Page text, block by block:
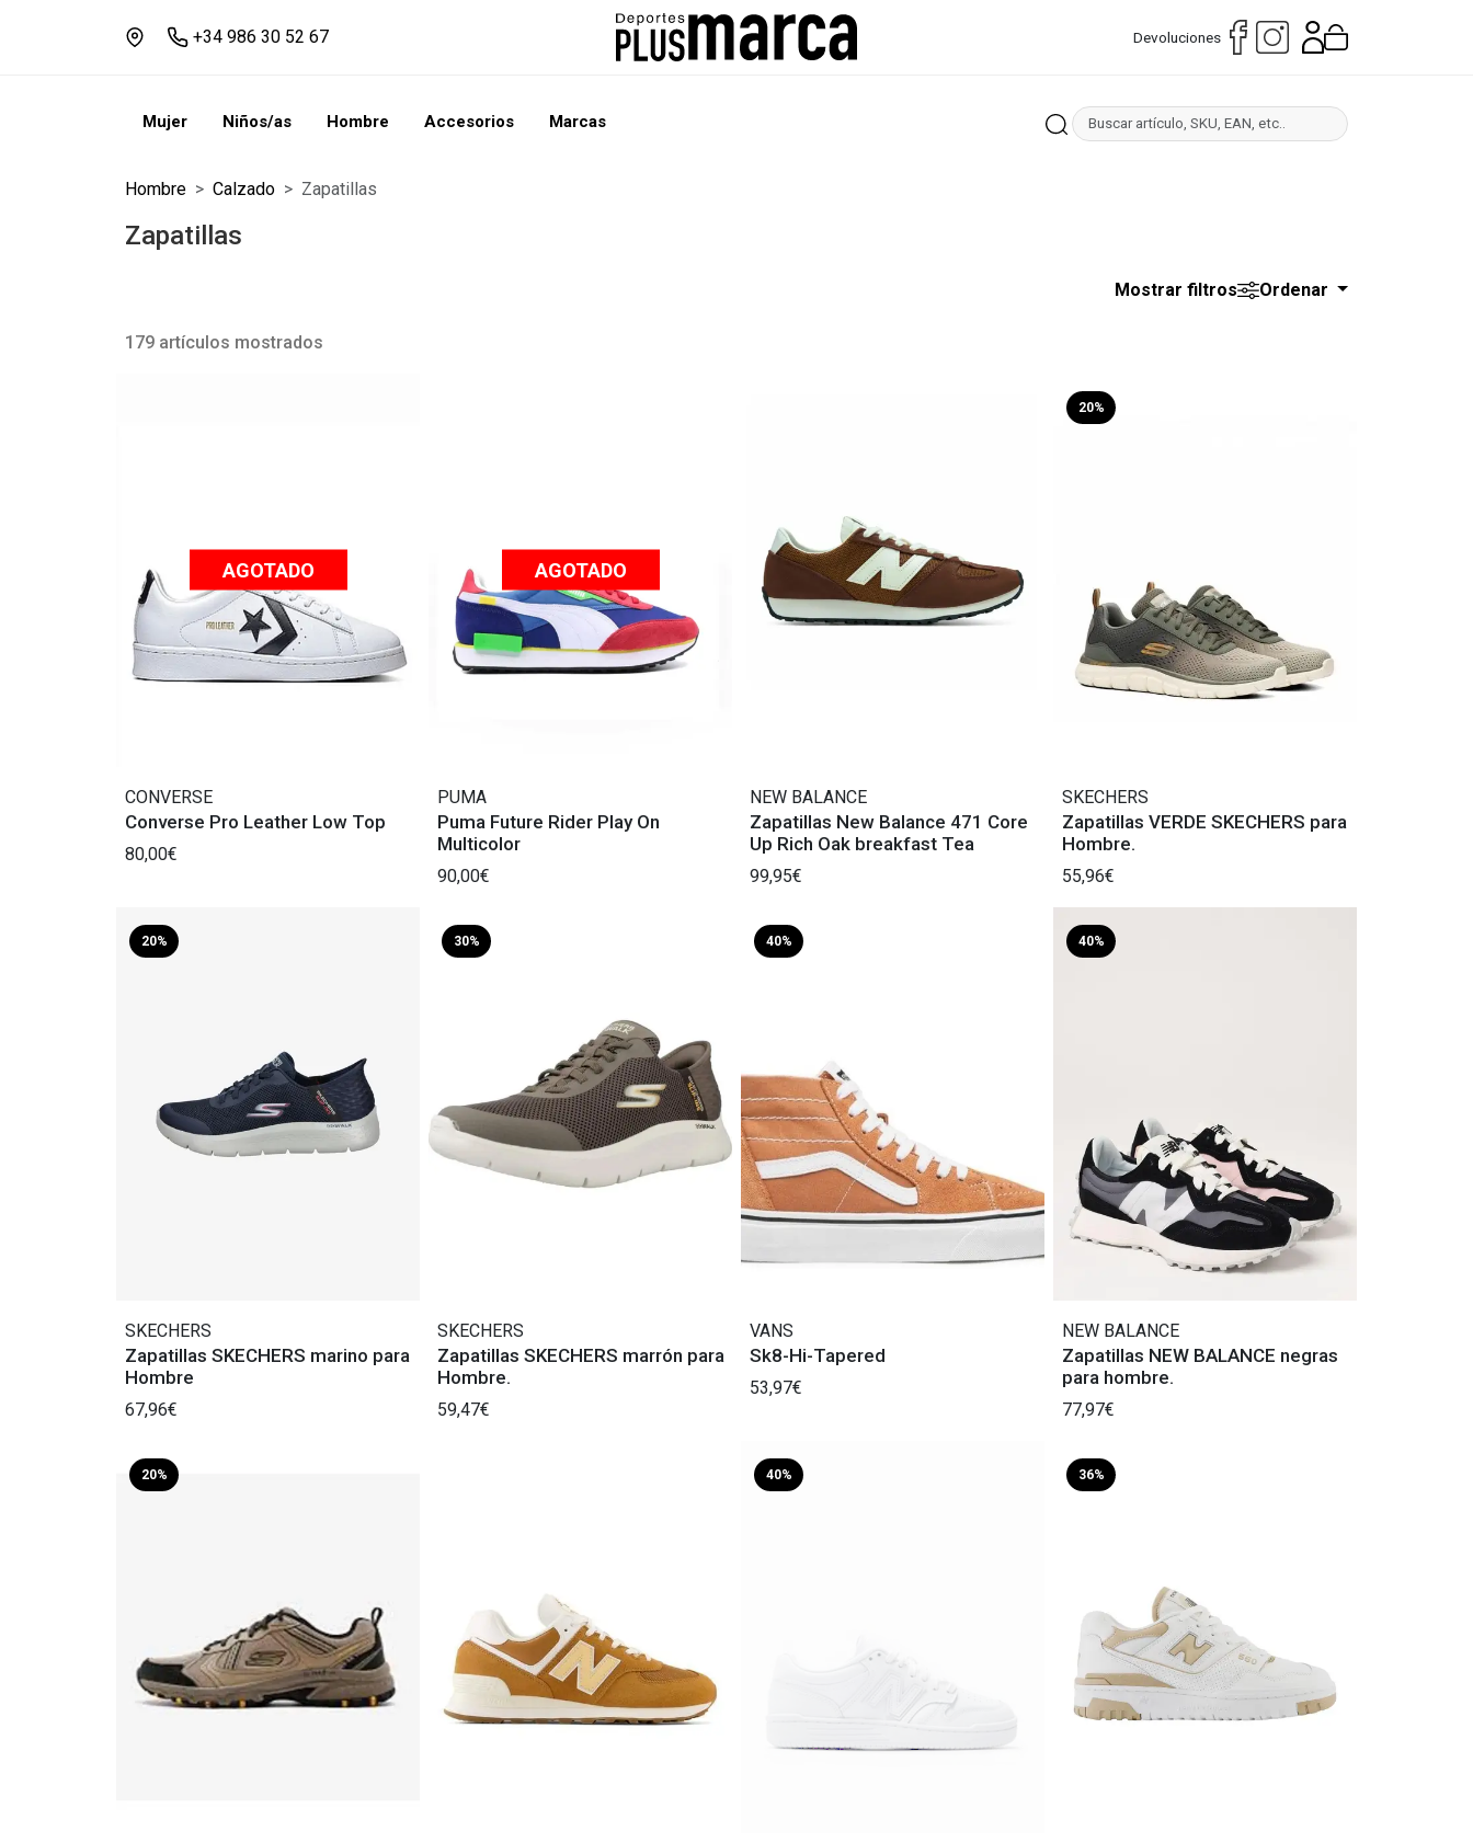
+34 986 30 52 67 Devoluciones
Mujer Niños/as Hombre Accesorios Marcas
Hombre Calzado Zapatillas
Zapatillas
Mostrar filtros Ordenar
179 artículos mostrados
AGOTADO
CONVERSE
Converse Pro Leather Low Top
80,00€
AGOTADO
PUMA
Puma Future Rider Play On
Multicolor
90,00€
NEW BALANCE
Zapatillas New Balance 471 Core
Up Rich Oak breakfast Tea
99,95€
20%
SKECHERS
Zapatillas VERDE SKECHERS para
Hombre.
55,96€
20%
SKECHERS
Zapatillas SKECHERS marino para
Hombre
67,96€
30%
SKECHERS
Zapatillas SKECHERS marrón para
Hombre.
59,47€
40%
VANS
Sk8-Hi-Tapered
53,97€
40%
NEW BALANCE
Zapatillas NEW BALANCE negras
para hombre.
77,97€
20% 40% 36%